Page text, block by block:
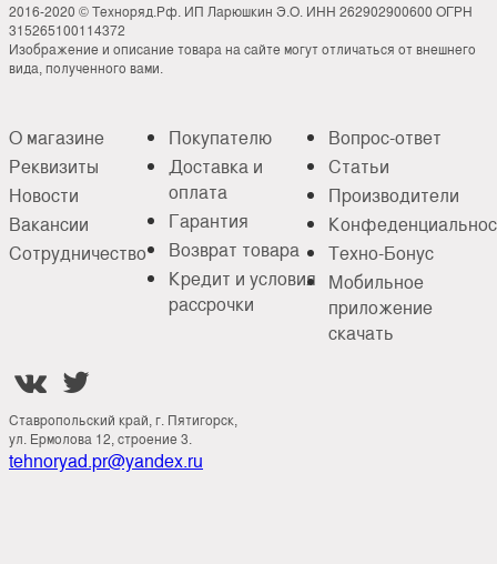
2016-2020 © Техноряд.Рф. ИП Ларюшкин Э.О. ИНН 262902900600 ОГРН
315265100114372
Изображение и описание товара на сайте могут отличаться от внешнего
вида, полученного вами.
О магазине
Реквизиты
Новости
Вакансии
Сотрудничество
Покупателю
Доставка и
оплата
Гарантия
Возврат товара
Кредит и условия
рассрочки
Вопрос-ответ
Статьи
Производители
Техно-Бонус
Мобильное
приложение
скачать
 
Ставропольский край, г. Пятигорск,
ул. Ермолова 12, строение 3.
tehnoryad.pr@yandex.ru